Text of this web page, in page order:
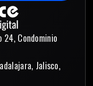
24, Condominio
Jalisco,